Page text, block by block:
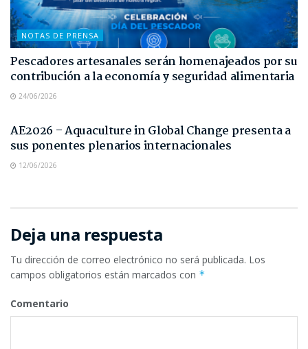
NOTAS DE PRENSA
Pescadores artesanales serán homenajeados por su
contribución a la economía y seguridad alimentaria
24/06/2026
AE2026 – Aquaculture in Global Change presenta a
sus ponentes plenarios internacionales
12/06/2026
Deja una respuesta
Tu dirección de correo electrónico no será publicada. Los
campos obligatorios están marcados con *
Comentario